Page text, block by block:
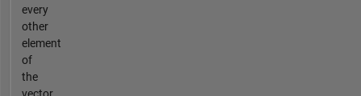
every
other
element
of
the